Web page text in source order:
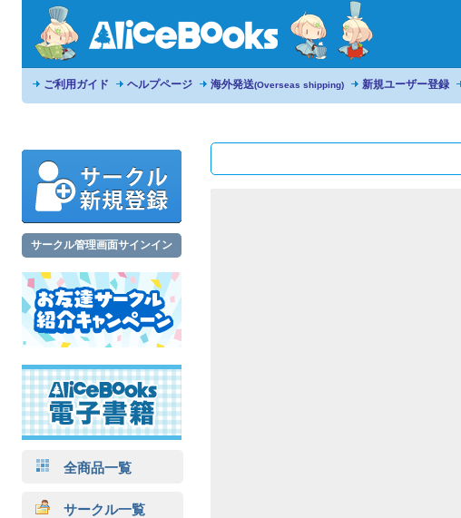
ご利用ガイド ヘルプページ 海外発送(Overseas shipping) 新規ユーザー登録
サークル管理画面サインイン
全商品一覧
サークル一覧